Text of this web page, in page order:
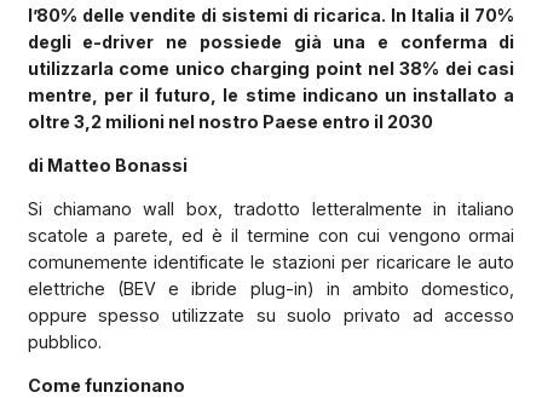
l’80% delle vendite di sistemi di ricarica. In Italia il 70%
degli e-driver ne possiede già una e conferma di
utilizzarla come unico charging point nel 38% dei casi
mentre, per il futuro, le stime indicano un installato a
oltre 3,2 milioni nel nostro Paese entro il 2030
di Matteo Bonassi
Si chiamano wall box, tradotto letteralmente in italiano
scatole a parete, ed è il termine con cui vengono ormai
comunemente identificate le stazioni per ricaricare le auto
elettriche (BEV e ibride plug-in) in ambito domestico,
oppure spesso utilizzate su suolo privato ad accesso
pubblico.
Come funzionano